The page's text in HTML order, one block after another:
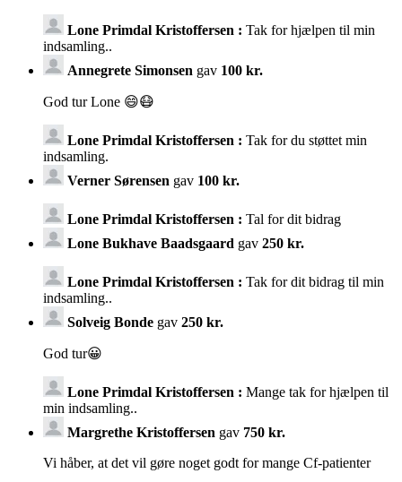
Lone Primdal Kristoffersen : Tak for hjælpen til min
indsamling..
Annegrete Simonsen gav 100 kr.
God tur Lone 😄😷
Lone Primdal Kristoffersen : Tak for du støttet min
indsamling.
Verner Sørensen gav 100 kr.
Lone Primdal Kristoffersen : Tal for dit bidrag
Lone Bukhave Baadsgaard gav 250 kr.
Lone Primdal Kristoffersen : Tak for dit bidrag til min
indsamling..
Solveig Bonde gav 250 kr.
God tur😀
Lone Primdal Kristoffersen : Mange tak for hjælpen til
min indsamling..
Margrethe Kristoffersen gav 750 kr.
Vi håber, at det vil gøre noget godt for mange Cf-patienter